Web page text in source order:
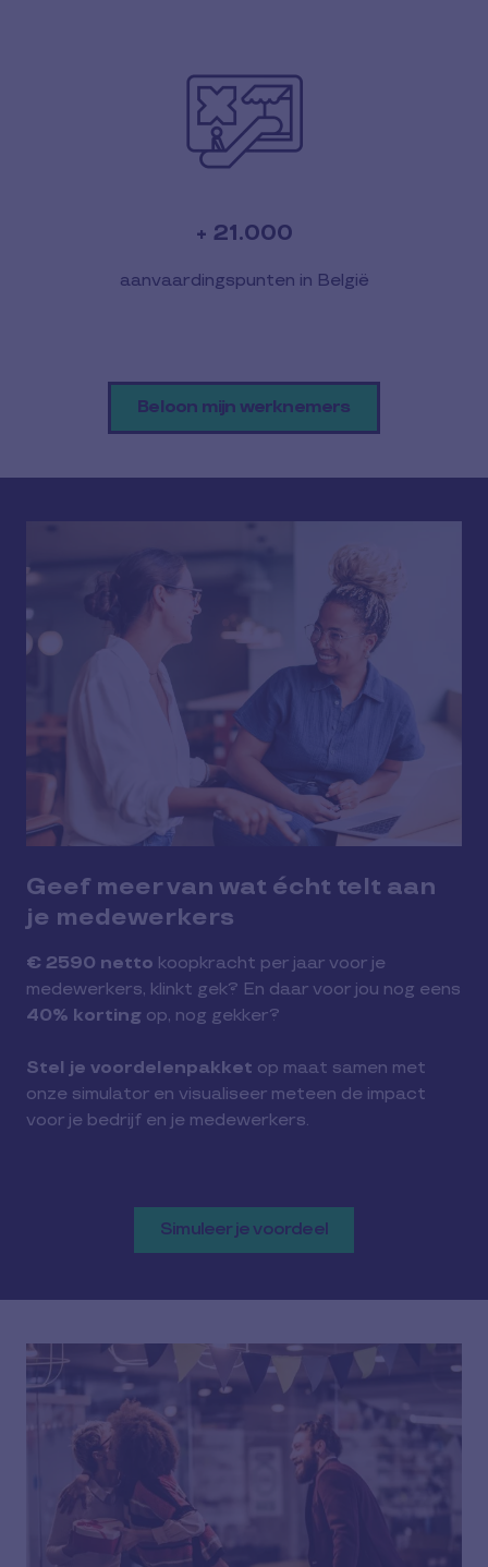
+ 21.000
aanvaardingspunten in België
Beloon mijn werknemers
Geef meer van wat écht telt aan
je medewerkers
€ 2590 netto koopkracht per jaar voor je
medewerkers, klinkt gek? En daar voor jou nog eens
40% korting op, nog gekker?
Stel je voordelenpakket op maat samen met
onze simulator en visualiseer meteen de impact
voor je bedrijf en je medewerkers.
Simuleer je voordeel